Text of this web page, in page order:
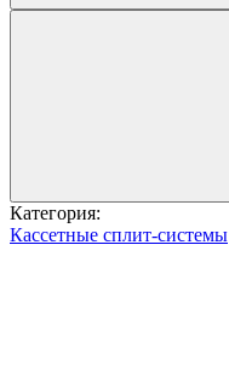
Категория:
Кассетные сплит-системы